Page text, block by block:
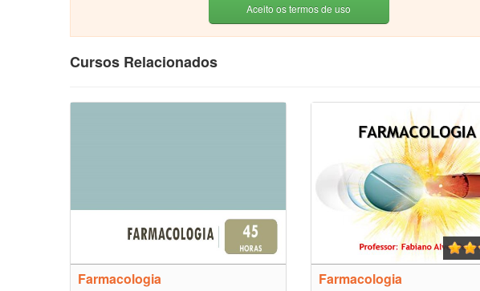
Aceito os termos de uso
Cursos Relacionados
Farmacologia Farmacologia